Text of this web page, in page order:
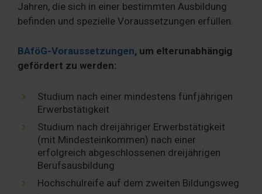
Jahren, die sich in einer bestimmten Ausbildung
befinden und spezielle Voraussetzungen erfüllen.
BAföG-Voraussetzungen, um elterunabhängig
gefördert zu werden:
Studium nach einer mindestens fünfjährigen
Erwerbstätigkeit
Studium nach dreijähriger Erwerbstätigkeit
(mit Mindesteinkommen) nach einer
erfolgreich abgeschlossenen dreijährigen
Berufsausbildung
Hochschulreife auf dem zweiten Bildungsweg